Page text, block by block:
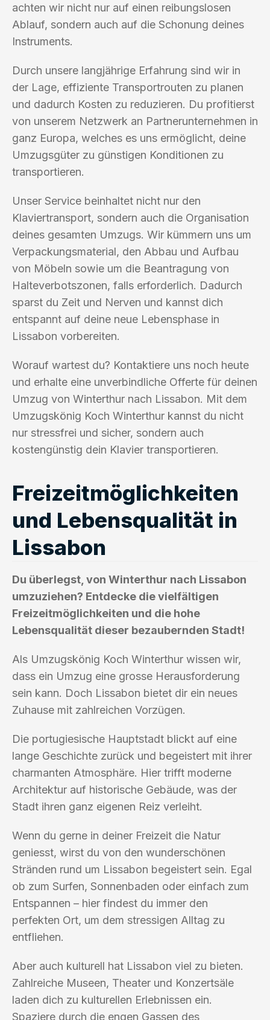
achten wir nicht nur auf einen reibungslosen
Ablauf, sondern auch auf die Schonung deines
Instruments.
Durch unsere langjährige Erfahrung sind wir in
der Lage, effiziente Transportrouten zu planen
und dadurch Kosten zu reduzieren. Du profitierst
von unserem Netzwerk an Partnerunternehmen in
ganz Europa, welches es uns ermöglicht, deine
Umzugsgüter zu günstigen Konditionen zu
transportieren.
Unser Service beinhaltet nicht nur den
Klaviertransport, sondern auch die Organisation
deines gesamten Umzugs. Wir kümmern uns um
Verpackungsmaterial, den Abbau und Aufbau
von Möbeln sowie um die Beantragung von
Halteverbotszonen, falls erforderlich. Dadurch
sparst du Zeit und Nerven und kannst dich
entspannt auf deine neue Lebensphase in
Lissabon vorbereiten.
Worauf wartest du? Kontaktiere uns noch heute
und erhalte eine unverbindliche Offerte für deinen
Umzug von Winterthur nach Lissabon. Mit dem
Umzugskönig Koch Winterthur kannst du nicht
nur stressfrei und sicher, sondern auch
kostengünstig dein Klavier transportieren.
Freizeitmöglichkeiten
und Lebensqualität in
Lissabon
Du überlegst, von Winterthur nach Lissabon
umzuziehen? Entdecke die vielfältigen
Freizeitmöglichkeiten und die hohe
Lebensqualität dieser bezaubernden Stadt!
Als Umzugskönig Koch Winterthur wissen wir,
dass ein Umzug eine grosse Herausforderung
sein kann. Doch Lissabon bietet dir ein neues
Zuhause mit zahlreichen Vorzügen.
Die portugiesische Hauptstadt blickt auf eine
lange Geschichte zurück und begeistert mit ihrer
charmanten Atmosphäre. Hier trifft moderne
Architektur auf historische Gebäude, was der
Stadt ihren ganz eigenen Reiz verleiht.
Wenn du gerne in deiner Freizeit die Natur
geniesst, wirst du von den wunderschönen
Stränden rund um Lissabon begeistert sein. Egal
ob zum Surfen, Sonnenbaden oder einfach zum
Entspannen – hier findest du immer den
perfekten Ort, um dem stressigen Alltag zu
entfliehen.
Aber auch kulturell hat Lissabon viel zu bieten.
Zahlreiche Museen, Theater und Konzertsäle
laden dich zu kulturellen Erlebnissen ein.
Spaziere durch die engen Gassen des